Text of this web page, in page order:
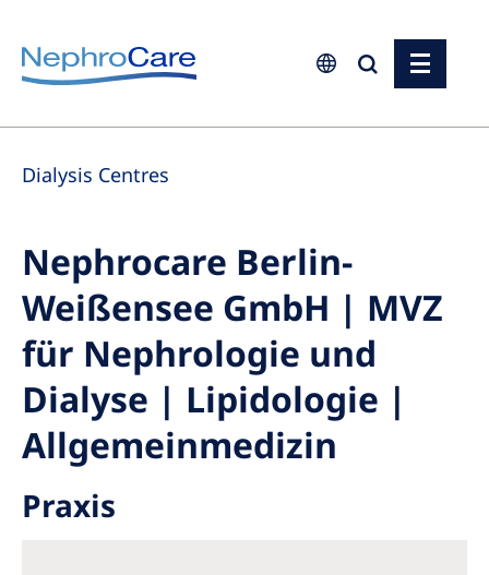
Europe
Czech Republic
Germany
Israel
Italy
Netherlands
Poland
Portugal
Romania
Dialysis Centres
Nephrocare Berlin-
Weißensee GmbH | MVZ
für Nephrologie und
Dialyse | Lipidologie |
Allgemeinmedizin
Praxis